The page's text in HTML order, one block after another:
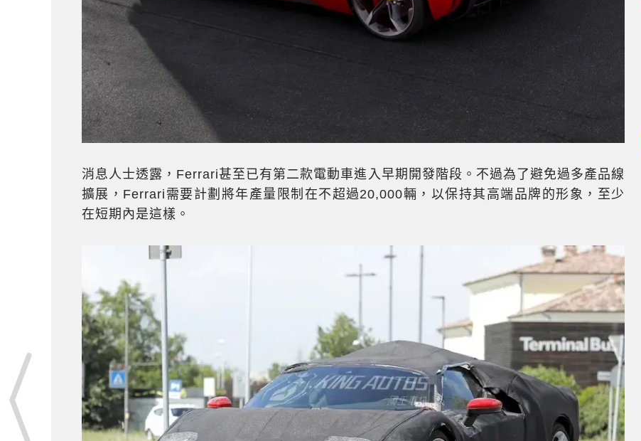
消息人士透露，Ferrari甚至已有第二款電動車進入早期開發階段。不過為了避免過多產品線
擴展，Ferrari需要計劃將年產量限制在不超過20,000輛，以保持其高端品牌的形象，至少
在短期內是這樣。